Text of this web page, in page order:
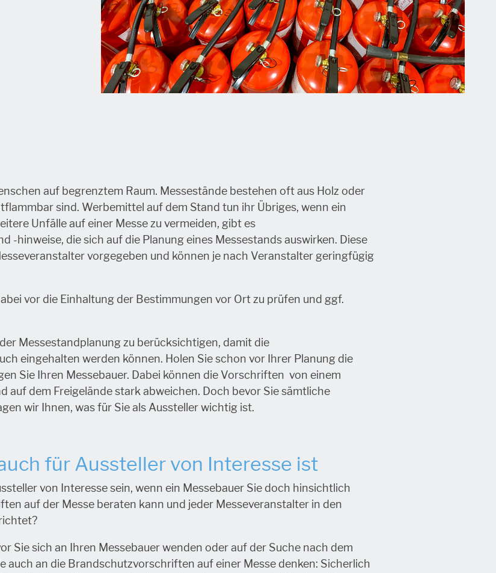
auf begrenztem Raum. Messestände bestehen oft aus Holz oder
sind. Werbemittel auf dem Stand tun ihr Übriges, wenn ein
Unfälle auf einer Messe zu vermeiden, gibt es
-hinweise, die sich auf die Planung eines Messestands auswirken. Diese
vorgegeben und können je nach Veranstalter geringfügig
vor die Einhaltung der Bestimmungen vor Ort zu prüfen und ggf.
Messestandplanung zu berücksichtigen, damit die
eingehalten werden können. Holen Sie schon vor Ihrer Planung die
Sie Ihren Messebauer. Dabei können die Vorschriften von einem
auf dem Freigelände stark abweichen. Doch bevor Sie sämtliche
wir Ihnen, was für Sie als Aussteller wichtig ist.
für Aussteller von Interesse ist
von Interesse sein, wenn ein Messebauer Sie doch hinsichtlich
auf der Messe beraten kann und jeder Messeveranstalter in den
Sie sich an Ihren Messebauer wenden oder auf der Suche nach dem
auch an die Brandschutzvorschriften auf einer Messe denken: Sicherlich